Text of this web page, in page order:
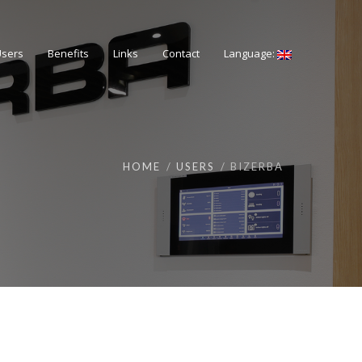
Benefits Links Contact Language:
HOME USERS BIZERBA